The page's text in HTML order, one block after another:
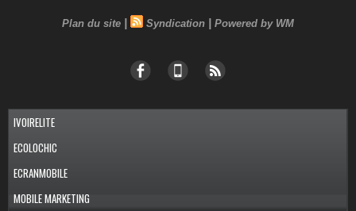
Plan du site | Syndication | Powered by WM
IVOIRELITE
ECOLOCHIC
ECRANMOBILE
MOBILE MARKETING